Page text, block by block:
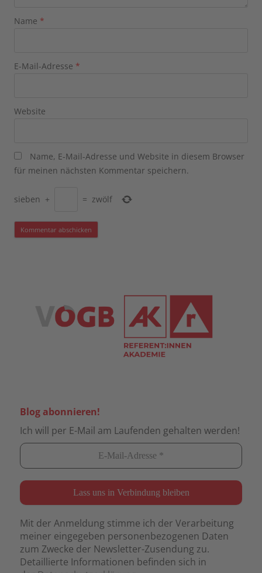
Name *
E-Mail-Adresse *
Website
Name, E-Mail-Adresse und Website in diesem Browser
für meinen nächsten Kommentar speichern.
sieben + = zwölf
Blog abonnieren!
Ich will per E-Mail am Laufenden gehalten werden!
Mit der Anmeldung stimme ich der Verarbeitung
meiner eingegeben personenbezogenen Daten
zum Zwecke der Newsletter-Zusendung zu.
Detaillierte Informationen befinden sich in